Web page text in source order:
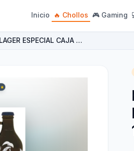
Inicio 🔥 Chollos 🎮 Gaming
ESPECIAL CAJA …